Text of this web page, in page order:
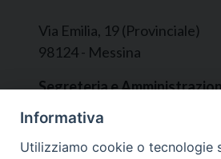
Via Emilia, 19 (Provinciale)
98124 - Messina
Segreteria e
L’Ufficio è aperto tutti i giorni
venerdì, dalle ore 9.30 alle ore
Tel. 090.9146045
Informativa
Utilizziamo cookie o tecnologie